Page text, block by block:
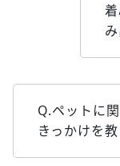
Q.ペットに
きっかけを教